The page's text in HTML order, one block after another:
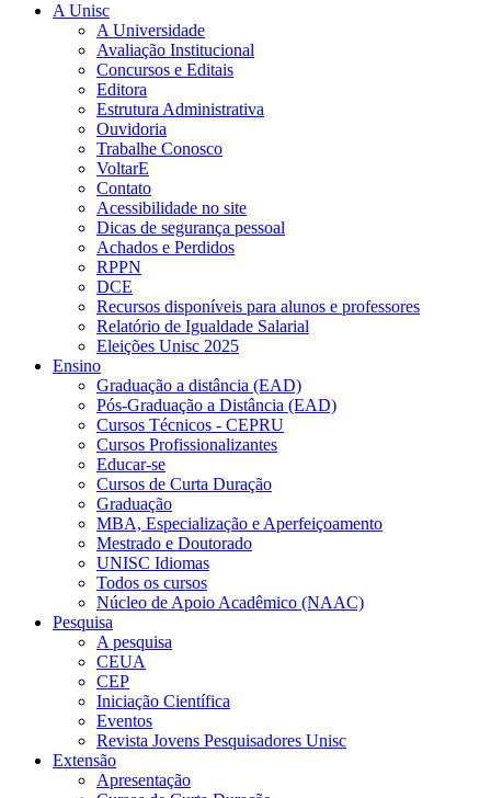
A Unisc
A Universidade
Avaliação Institucional
Concursos e Editais
Editora
Estrutura Administrativa
Ouvidoria
Trabalhe Conosco
VoltarE
Contato
Acessibilidade no site
Dicas de segurança pessoal
Achados e Perdidos
RPPN
DCE
Recursos disponíveis para alunos e professores
Relatório de Igualdade Salarial
Eleições Unisc 2025
Ensino
Graduação a distância (EAD)
Pós-Graduação a Distância (EAD)
Cursos Técnicos - CEPRU
Cursos Profissionalizantes
Educar-se
Cursos de Curta Duração
Graduação
MBA, Especialização e Aperfeiçoamento
Mestrado e Doutorado
UNISC Idiomas
Todos os cursos
Núcleo de Apoio Acadêmico (NAAC)
Pesquisa
A pesquisa
CEUA
CEP
Iniciação Científica
Eventos
Revista Jovens Pesquisadores Unisc
Extensão
Apresentação